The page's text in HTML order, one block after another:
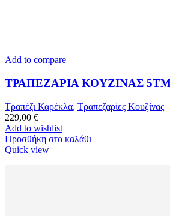
Add to compare
ΤΡΑΠΕΖΑΡΙΑ ΚΟΥΖΙΝΑΣ
Τραπέζι Καρέκλα, Τραπεζαρίες Κουζίνας
229,00 €
Add to wishlist
Προσθήκη στο καλάθι
Quick view